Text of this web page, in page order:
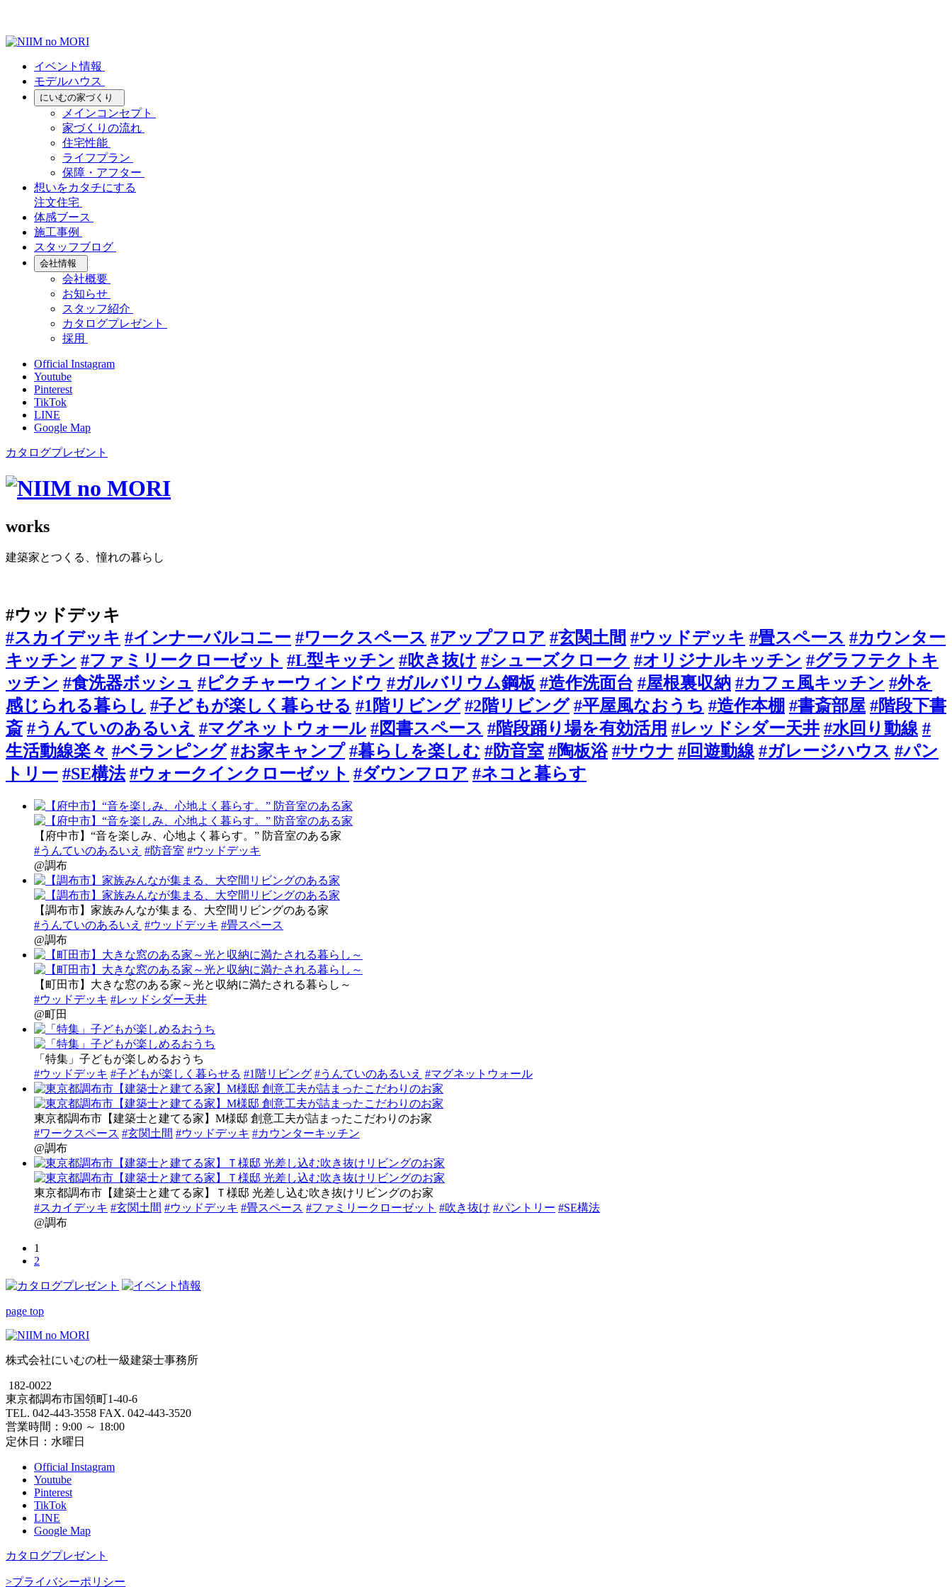
イベント情報
モデルハウス
にいむの家づくり
メインコンセプト
家づくりの流れ
住宅性能
ライフプラン
保障・アフター
想いをカタチにする
注文住宅
体感ブース
施工事例
スタッフブログ
会社情報
会社概要
お知らせ
スタッフ紹介
カタログプレゼント
採用
Official Instagram
Youtube
Pinterest
TikTok
LINE
Google Map
カタログプレゼント
works
建築家とつくる、憧れの暮らし
#ウッドデッキ
#スカイデッキ #インナーバルコニー #ワークスペース #アップフロア #玄関土間 #ウッドデッキ #畳スペース #カウンター
キッチン #ファミリークローゼット #L型キッチン #吹き抜け #シューズクローク #オリジナルキッチン #グラフテクトキ
ッチン #食洗器ボッシュ #ピクチャーウィンドウ #ガルバリウム鋼板 #造作洗面台 #屋根裏収納 #カフェ風キッチン #外を
感じられる暮らし #子どもが楽しく暮らせる #1階リビング #2階リビング #平屋風なおうち #造作本棚 #書斎部屋 #階段下書
斎 #うんていのあるいえ #マグネットウォール #図書スペース #階段踊り場を有効活用 #レッドシダー天井 #水回り動線 #
生活動線楽々 #ベランピング #お家キャンプ #暮らしを楽しむ #防音室 #陶板浴 #サウナ #回遊動線 #ガレージハウス #パン
トリー #SE構法 #ウォークインクローゼット #ダウンフロア #ネコと暮らす
【府中市】“音を楽しみ、心地よく暮らす。” 防音室のある家
#うんていのあるいえ #防音室 #ウッドデッキ
@調布
【調布市】家族みんなが集まる、大空間リビングのある家
#うんていのあるいえ #ウッドデッキ #畳スペース
@調布
【町田市】大きな窓のある家～光と収納に満たされる暮らし～
#ウッドデッキ #レッドシダー天井
@町田
「特集」子どもが楽しめるおうち
#ウッドデッキ #子どもが楽しく暮らせる #1階リビング #うんていのあるいえ #マグネットウォール
東京都調布市【建築士と建てる家】M様邸 創意工夫が詰まったこだわりのお家
#ワークスペース #玄関土間 #ウッドデッキ #カウンターキッチン
@調布
東京都調布市【建築士と建てる家】Ｔ様邸 光差し込む吹き抜けリビングのお家
#スカイデッキ #玄関土間 #ウッドデッキ #畳スペース #ファミリークローゼット #吹き抜け #パントリー #SE構法
@調布
1
2
page top
株式会社にいむの杜一級建築士事務所
182-0022
東京都調布市国領町1-40-6
TEL. 042-443-3558 FAX. 042-443-3520
営業時間：9:00 ～ 18:00
定休日：水曜日
Official Instagram
Youtube
Pinterest
TikTok
LINE
Google Map
カタログプレゼント
>プライバシーポリシー